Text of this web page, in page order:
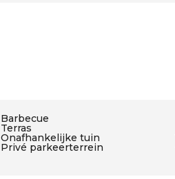
Barbecue
Terras
Onafhankelijke tuin
Privé parkeerterrein